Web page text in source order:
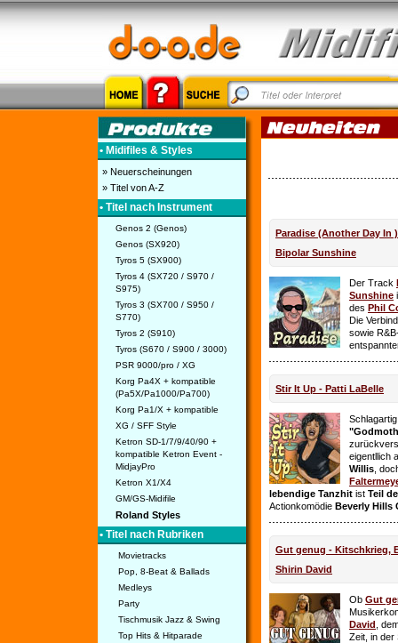
• Midifiles & Styles
» Neuerscheinungen
» Titel von A-Z
• Titel nach Instrument
Genos 2 (Genos)
Genos (SX920)
Tyros 5 (SX900)
Tyros 4 (SX720 / S970 /
S975)
Tyros 3 (SX700 / S950 /
S770)
Tyros 2 (S910)
Tyros (S670 / S900 / 3000)
PSR 9000/pro / XG
Korg Pa4X + kompatible
(Pa5X/Pa1000/Pa700)
Korg Pa1/X + kompatible
XG / SFF Style
Ketron SD-1/7/9/40/90 +
kompatible Ketron Event -
MidjayPro
Ketron X1/X4
GM/GS-Midifile
Roland Styles
• Titel nach Rubriken
Movietracks
Pop, 8-Beat & Ballads
Medleys
Party
Tischmusik Jazz & Swing
Top Hits & Hitparade
Paradise (Another Day In
Bipolar Sunshine
Der Track
Sunshine
des Phil
Die
sowie
Stir It Up - Patti LaBelle
eigentllich
Willis ,
lebendige Tanzhit ist Teil
Actionkomödie Beverly Hills
Gut genug - Kitschkrieg,
Shirin David
Ob Gut
David ,
Zeit, in der